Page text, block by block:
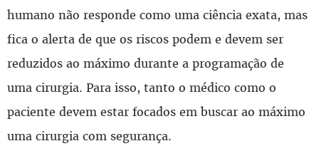
humano não responde como uma ciência exata, mas
fica o alerta de que os riscos podem e devem ser
reduzidos ao máximo durante a programação de
uma cirurgia. Para isso, tanto o médico como o
paciente devem estar focados em buscar ao máximo
uma cirurgia com segurança.